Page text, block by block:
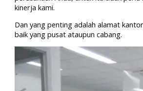
kinerja kami.
Dan yang penting adalah alamat
baik yang pusat ataupun cabang.